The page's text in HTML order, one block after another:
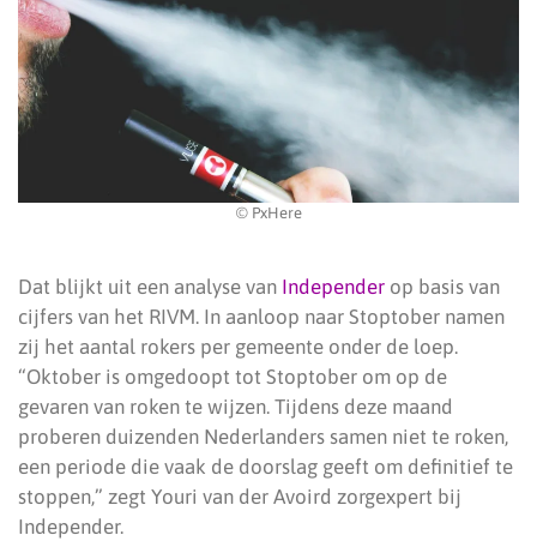
© PxHere
Dat blijkt uit een analyse van Independer op basis van
cijfers van het RIVM. In aanloop naar Stoptober namen
zij het aantal rokers per gemeente onder de loep.
“Oktober is omgedoopt tot Stoptober om op de
gevaren van roken te wijzen. Tijdens deze maand
proberen duizenden Nederlanders samen niet te roken,
een periode die vaak de doorslag geeft om definitief te
stoppen,” zegt Youri van der Avoird zorgexpert bij
Independer.